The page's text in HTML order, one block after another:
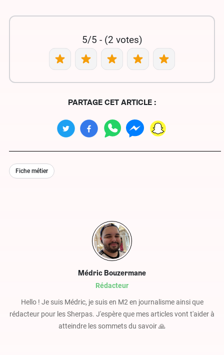
5/5 - (2 votes)
Médric Bouzermane
Rédacteur
Hello ! Je suis Médric, je suis en M2 en journalisme ainsi que
rédacteur pour les Sherpas. J'espère que mes articles vont t'aider à
atteindre les sommets du savoir 🙏
PARTAGE CET ARTICLE :
Fiche métier